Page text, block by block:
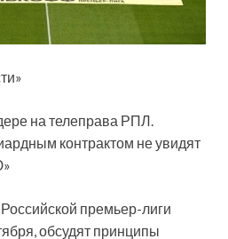
на телеправа РПЛ.
контрактом не увидят
премьер-лиги
обсудят принципы